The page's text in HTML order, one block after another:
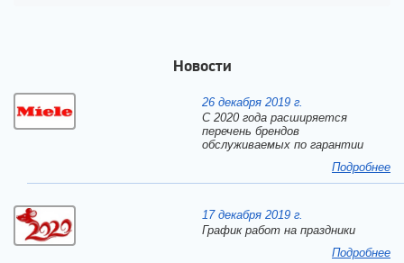
Новости
26 декабря 2019 г.
С 2020 года расширяется
перечень брендов
обслуживаемых по гарантии
Подробнее
17 декабря 2019 г.
График работ на праздники
Подробнее